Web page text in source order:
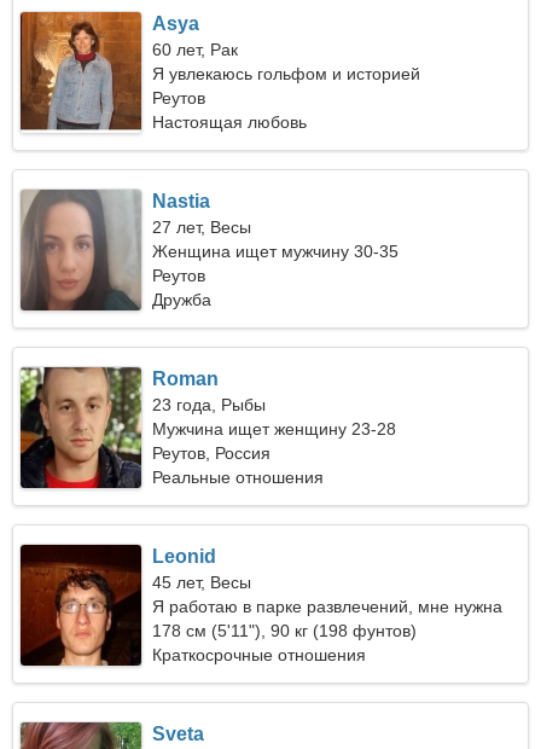
Asya
60 лет, Рак
Я увлекаюсь гольфом и историей
Реутов
Настоящая любовь
Nastia
27 лет, Весы
Женщина ищет мужчину 30-35
Реутов
Дружба
Roman
23 года, Рыбы
Мужчина ищет женщину 23-28
Реутов, Россия
Реальные отношения
Leonid
45 лет, Весы
Я работаю в парке развлечений, мне нужна
чувственная женщина
178 см (5'11"), 90 кг (198 фунтов)
Краткосрочные отношения
Sveta